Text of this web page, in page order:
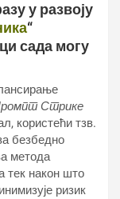
у развоју
“
сада могу
Стрике
користећи тзв.
безбедно
метода
тек након што
ризик